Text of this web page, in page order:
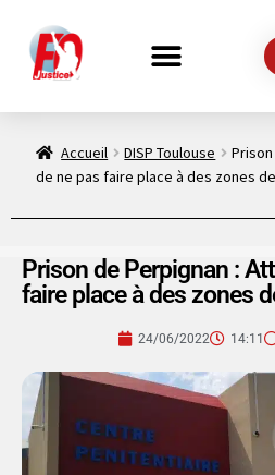
Accueil DISP Toulouse
de ne pas faire place à des zones
Prison de Perpignan :
faire place à des zones
24/06/2022 14:11